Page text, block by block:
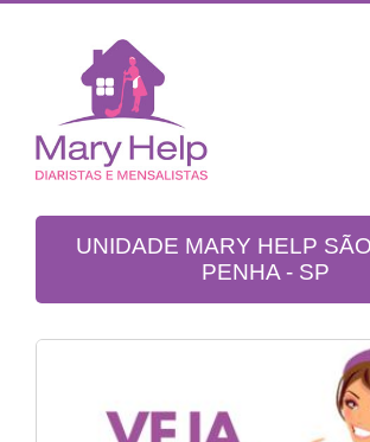
UNIDADE MARY HELP
PENHA - SP